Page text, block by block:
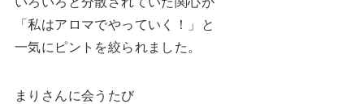
「私はアロマでやっていく！」と
一気にピントを絞られました。
まりさんに会うたび